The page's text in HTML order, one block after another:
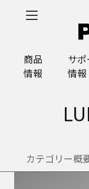
プ
商品
情報
サ
情報
カテゴリー概